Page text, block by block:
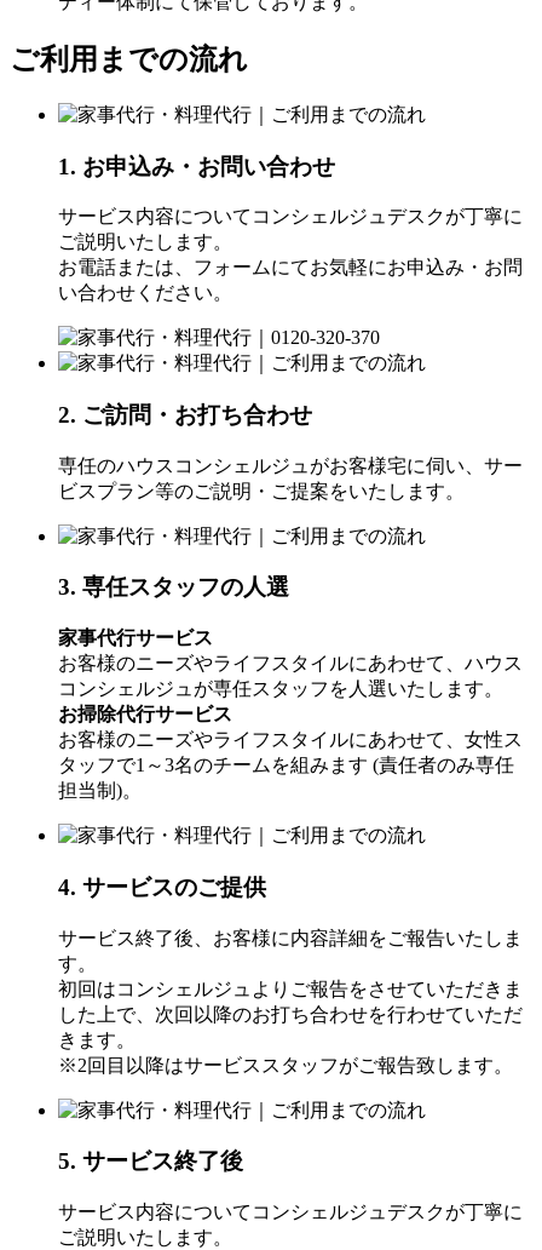
ご利用までの流れ
1. お申込み・お問い合わせ
サービス内容についてコンシェルジュデスクが丁寧に
ご説明いたします。
お電話または、フォームにてお気軽にお申込み・お問
い合わせください。
2. ご訪問・お打ち合わせ
専任のハウスコンシェルジュがお客様宅に伺い、サー
ビスプラン等のご説明・ご提案をいたします。
3. 専任スタッフの人選
家事代行サービス
お客様のニーズやライフスタイルにあわせて、ハウス
コンシェルジュが専任スタッフを人選いたします。
お掃除代行サービス
お客様のニーズやライフスタイルにあわせて、女性ス
タッフで1～3名のチームを組みます (責任者のみ専任
担当制)。
4. サービスのご提供
サービス終了後、お客様に内容詳細をご報告いたしま
す。
初回はコンシェルジュよりご報告をさせていただきま
した上で、次回以降のお打ち合わせを行わせていただ
きます。
※2回目以降はサービススタッフがご報告致します。
5. サービス終了後
サービス内容についてコンシェルジュデスクが丁寧に
ご説明いたします。